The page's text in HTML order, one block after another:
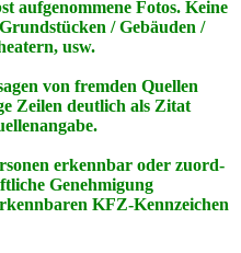
aufgenommene Fotos. Keine
/ Gebäuden /
usw.
von fremden Quellen
Zeilen deutlich als Zitat
erkennbar oder zuord-
Genehmigung
KFZ-Kennzeichen